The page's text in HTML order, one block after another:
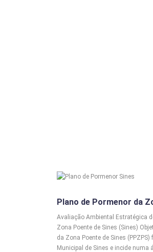
AAE
Plano de Pormenor da
Avaliação Ambiental Estratégica
Zona Poente de Sines (Sines)
da Zona Poente de Sines
Municipal de Sines e incide numa